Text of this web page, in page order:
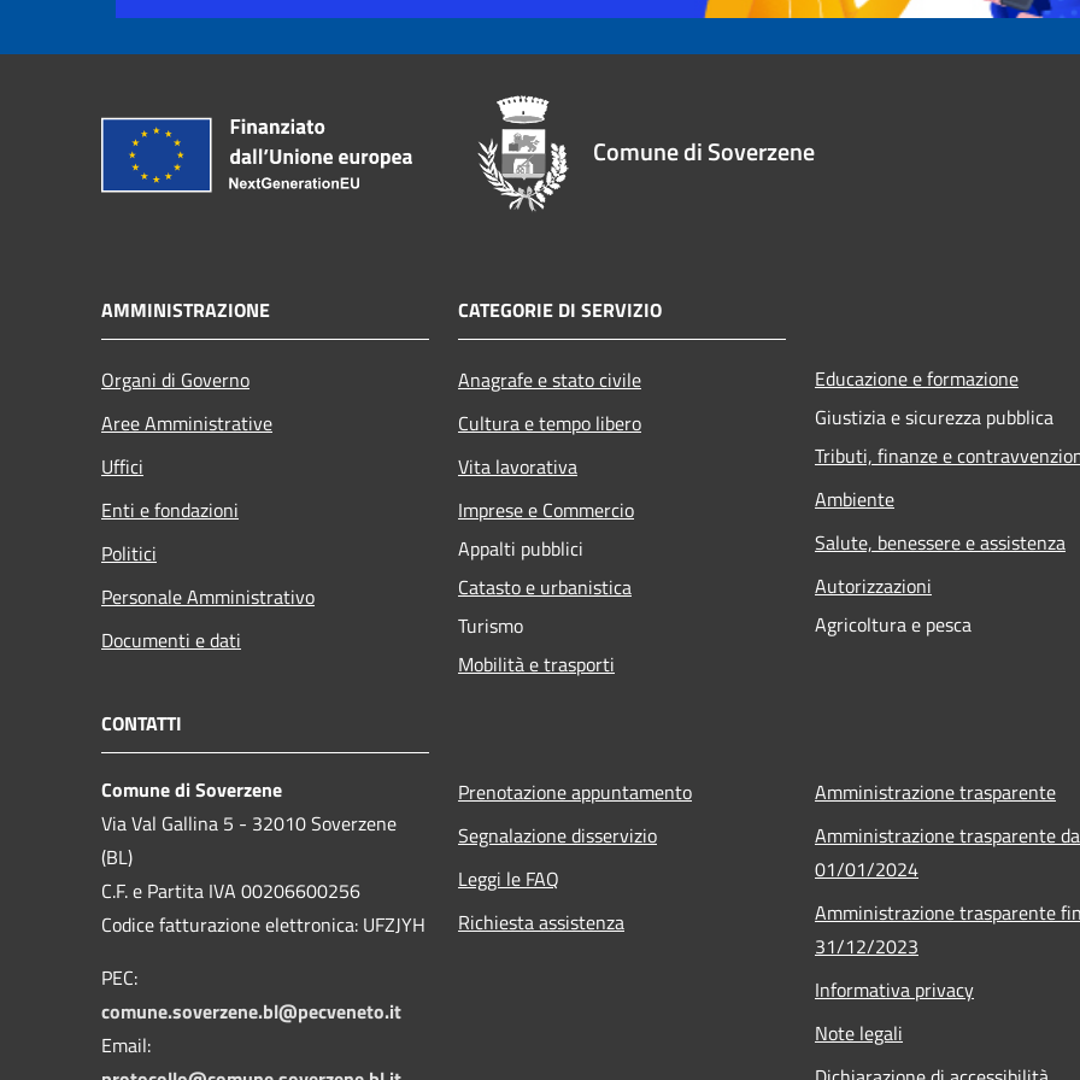
Comune di Soverzene
AMMINISTRAZIONE
Organi di Governo
Aree Amministrative
Uffici
Enti e fondazioni
Politici
Personale Amministrativo
Documenti e dati
CATEGORIE DI SERVIZIO
Anagrafe e stato civile
Cultura e tempo libero
Vita lavorativa
Imprese e Commercio
Appalti pubblici
Catasto e urbanistica
Turismo
Mobilità e trasporti
Educazione e formazione
Giustizia e sicurezza pubblica
Tributi, finanze e
Ambiente
Salute, benessere e assistenza
Autorizzazioni
Agricoltura e pesca
CONTATTI
Comune di Soverzene
Via Val Gallina 5 - 32010 Soverzene
(BL)
C.F. e Partita IVA 00206600256
Codice fatturazione elettronica: UFZJYH
PEC:
comune.soverzene.bl@pecveneto.it
Email:
Prenotazione appuntamento
Segnalazione disservizio
Leggi le FAQ
Richiesta assistenza
Amministrazione trasparente
Amministrazione trasparente
01/01/2024
Amministrazione trasparente
31/12/2023
Informativa privacy
Note legali